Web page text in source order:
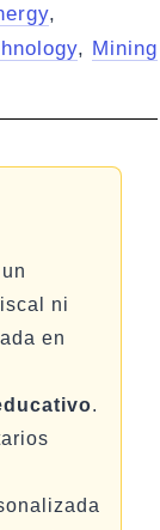
,
, Mining
un
ni
en
.